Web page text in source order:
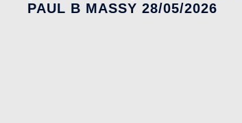
PAUL B MASSY 28/05/2026